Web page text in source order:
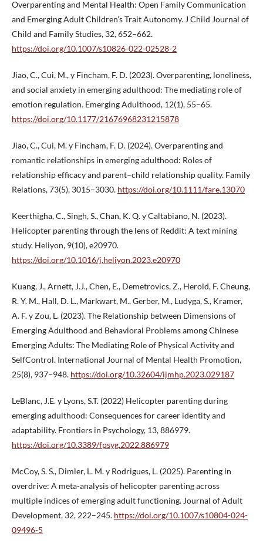
Overparenting and Mental Health: Open Family Communication
and Emerging Adult Children’s Trait Autonomy. J Child Journal of
Child and Family Studies, 32, 652–662.
https://doi.org/10.1007/s10826-022-02528-2
Jiao, C., Cui, M., y Fincham, F. D. (2023). Overparenting, loneliness,
and social anxiety in emerging adulthood: The mediating role of
emotion regulation. Emerging Adulthood, 12(1), 55–65.
https://doi.org/10.1177/21676968231215878
Jiao, C., Cui, M. y Fincham, F. D. (2024). Overparenting and
romantic relationships in emerging adulthood: Roles of
relationship efficacy and parent–child relationship quality. Family
Relations, 73(5), 3015–3030. https://doi.org/10.1111/fare.13070
Keerthigha, C., Singh, S., Chan, K. Q. y Caltabiano, N. (2023).
Helicopter parenting through the lens of Reddit: A text mining
study. Heliyon, 9(10), e20970.
https://doi.org/10.1016/j.heliyon.2023.e20970
Kuang, J., Arnett, J.J., Chen, E., Demetrovics, Z., Herold, F. Cheung,
R. Y. M., Hall, D. L., Markwart, M., Gerber, M., Ludyga, S., Kramer,
A. F. y Zou, L. (2023). The Relationship between Dimensions of
Emerging Adulthood and Behavioral Problems among Chinese
Emerging Adults: The Mediating Role of Physical Activity and
SelfControl. International Journal of Mental Health Promotion,
25(8), 937–948. https://doi.org/10.32604/ijmhp.2023.029187
LeBlanc, J.E. y Lyons, S.T. (2022) Helicopter parenting during
emerging adulthood: Consequences for career identity and
adaptability. Frontiers in Psychology, 13, 886979.
https://doi.org/10.3389/fpsyg.2022.886979
McCoy, S. S., Dimler, L. M. y Rodrigues, L. (2025). Parenting in
overdrive: A meta-analysis of helicopter parenting across
multiple indices of emerging adult functioning. Journal of Adult
Development, 32, 222–245. https://doi.org/10.1007/s10804-024-
09496-5